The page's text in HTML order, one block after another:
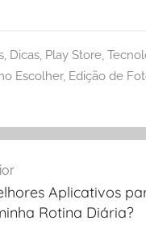
, Dicas, Play Store,
Escolher, Edição de
Aplicativos
Rotina Diária?